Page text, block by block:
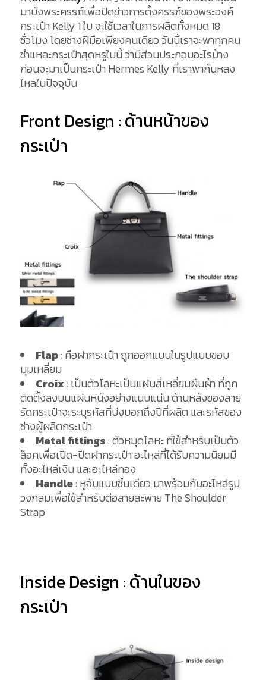
มาบังพระครรภ์เพื่อปิดข่าวการตั้งครรภ์ของพระองค์
กระเป๋า Kelly 1 ใบ จะใช้เวลาในการผลิตทั้งหมด 18
ชั่วโมง โดยช่างฝีมือเพียงคนเดียว วันนี้เราจะพาทุกคน
ชำแหละกระเป๋าสุดหรูใบนี้ ว่ามีส่วนประกอบอะไรบ้าง
ก่อนจะมาเป็นกระเป๋า Hermes Kelly ที่เราพากันหลง
ไหลในปัจจุบัน
Front Design : ด้านหน้าของ
กระเป๋า
Flap: คือฝากระเป๋า ถูกออกแบบในรูปแบบขอบ
มุมเหลี่ยม
Croix: เป็นตัวโลหะเป็นแผ่นสี่เหลี่ยมผืนผ้า ที่ถูก
ติดตั้งลงบนแผ่นหนังอย่างแนบแน่น ด้านหลังของสาย
รัดกระเป๋าจะระบุรหัสที่บ่งบอกถึงปีที่ผลิต และรหัสของ
ช่างผู้ผลิตกระเป๋า
Metal fittings: ตัวหมุดโลหะ ที่ใช้สำหรับเป็นตัว
ล็อคเพื่อเปิด-ปิดฝากระเป๋า อะไหล่ที่ได้รับความนิยมมี
ทั้งอะไหล่เงิน และอะไหล่ทอง
Handle: หูจับแบบชิ้นเดียว มาพร้อมกับอะไหล่รูป
วงกลมเพื่อใช้สำหรับต่อสายสะพาย The Shoulder
Strap
Inside Design : ด้านในของ
กระเป๋า